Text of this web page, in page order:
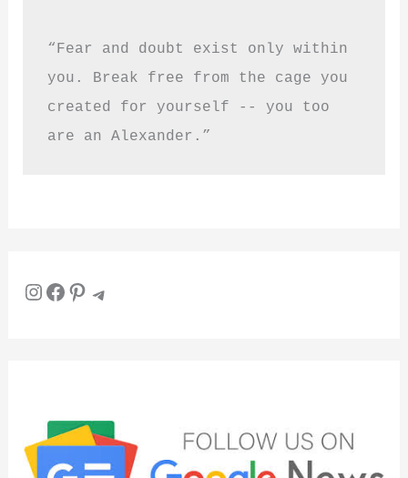
“Fear and doubt exist only within
you. Break free from the cage you
created for yourself -- you too
are an Alexander.”
InstagramFacebook Pinterest Telegram